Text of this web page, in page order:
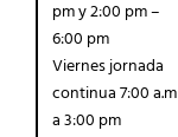
pm y 2:00 pm –
6:00 pm
Viernes jornada
continua 7:00 a.m
a 3:00 pm